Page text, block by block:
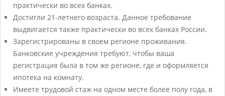
практически во всех банках.
Достигли 21-летнего возраста. Данное требование
выдвигается также практически во всех банках России.
Зарегистрированы в своем регионе проживания.
Банковские учреждения требуют, чтобы ваша
регистрация была в том же регионе, где и оформляется
ипотека на комнату.
Имеете трудовой стаж на одном месте более полу года, в